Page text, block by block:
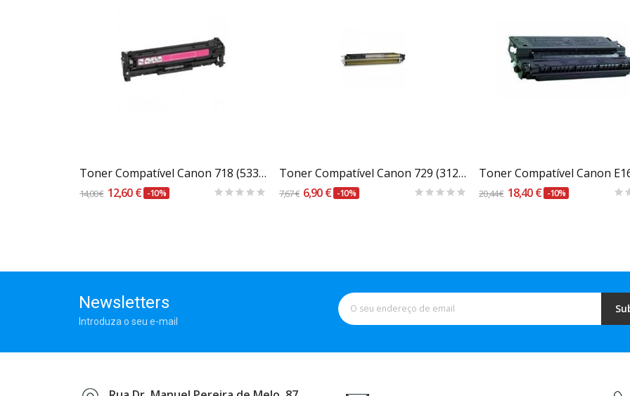
Toner Compatível Canon 718 (533a) Magenta
14,00 € 12,60 € -10%
Toner Compatível Canon 729 (312a) Amarelo
7,67 € 6,90 € -10% 20,44 € 18,40 € -10%
Newsletters
Introduza o seu e-mail